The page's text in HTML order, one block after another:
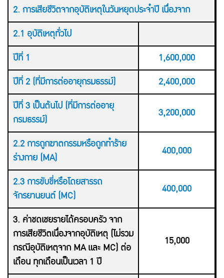
2. การเสียชีวิตจากอุบัติเหตุในวันหยุดประจำปี เนื่องจาก
2.1 อุบัติเหตุทั่วไป
ปีที่ 1
1,600,000
ปีที่ 2 (ที่มีการต่ออายุกรมธรรม์)
2,400,000
ปีที่ 3 เป็นต้นไป (ที่มีการต่ออายุ
กรมธรรม์)
3,200,000
2.2 การถูกฆาตกรรมหรือถูกทำร้าย
ร่างกาย (MA)
400,000
2.3 การขับขี่หรือโดยสารรถ
จักรยานยนต์ (MC)
400,000
3. ค่าชดเชยรายได้ครอบครัว จาก
การเสียชีวิตเนื่องจากอุบัติเหตุ (ไม่รวม
กรณีอุบัติเหตุจาก MA และ MC) ต่อ
เดือน ทุกเดือนเป็นเวลา 1 ปี
15,000